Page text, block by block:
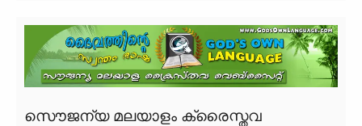
സൌജന്യ മലയാളം ക്രൈസ്തവ